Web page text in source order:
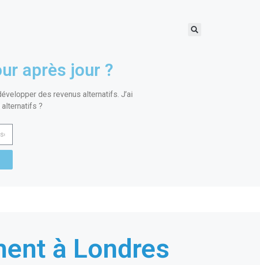
après jour ?
des revenus alternatifs. J’ai
?
à Londres